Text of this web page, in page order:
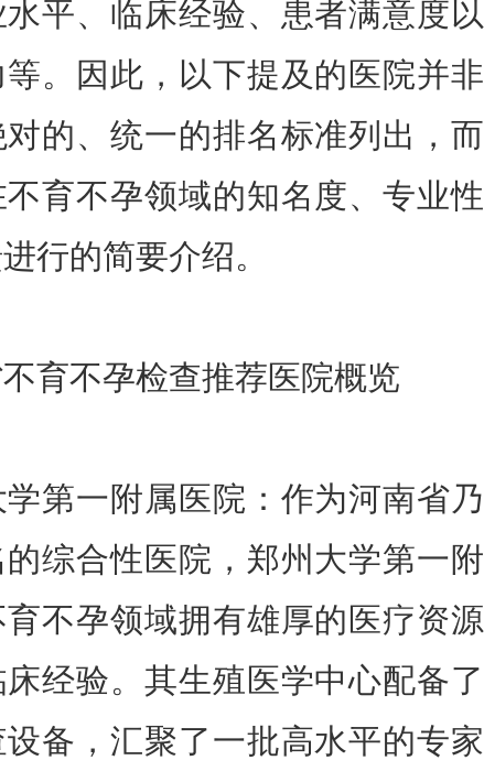
平、临床经验、患者满意度以
。因此，以下提及的医院并非
的、统一的排名标准列出，而
育不孕领域的知名度、专业性
行的简要介绍。
不孕检查推荐医院概览
一附属医院：作为河南省乃
综合性医院，郑州大学第一附
育不孕领域拥有雄厚的医疗资源
经验。其生殖医学中心配备了
备，汇聚了一批高水平的专家